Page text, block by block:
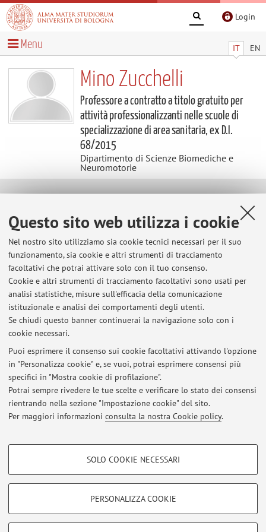
Questo sito web utilizza i cookie
Nel nostro sito utilizziamo sia cookie tecnici necessari per il suo
funzionamento, sia cookie e altri strumenti di tracciamento
facoltativi che potrai attivare solo con il tuo consenso.
Cookie e altri strumenti di tracciamento facoltativi sono usati per
analisi statistiche, misure sull'efficacia della comunicazione
istituzionale e analisi dei comportamenti degli utenti.
Se chiudi questo banner continuerai la navigazione solo con i
cookie necessari.
Puoi esprimere il consenso sui cookie facoltativi attivando l'opzione
in "Personalizza cookie" e, se vuoi, potrai esprimere consensi più
specifici in "Mostra cookie di profilazione".
Potrai sempre rivedere le tue scelte e verificare lo stato dei consensi
rientrando nella sezione "Impostazione cookie" del sito.
Per maggiori informazioni consulta la nostra Cookie policy.
COOKIE DI PROFILAZIONE - FACOLTATIVI
SOLO COOKIE NECESSARI
PERSONALIZZA COOKIE
Login
IT EN
Menu
Mino Zucchelli
Professore a contratto a titolo gratuito per
attività professionalizzanti nelle scuole di
specializzazione di area sanitaria, ex D.I.
68/2015
Dipartimento di Scienze Biomediche e
Neuromotorie
E-mail:
mino.zucchelli@unibo.it
Tel:
+39 051 2143806
Dipartimento di Scienze Biomediche e Neuromotorie
Via Massarenti 9, Bologna -
Vai alla mappa
Ultimi avvisi
Al momento non sono presenti avvisi.
Area riservata
Accedi tramiteloginper gestire tutti i contenuti del sito.